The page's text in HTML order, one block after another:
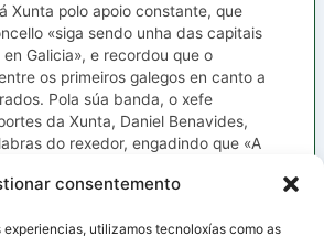
consentemento
experiencias, utilizamos tecnoloxías como as
Xunta polo apoio constante, que
«siga sendo unha das capitais
Galicia», e recordou que o
os primeiros galegos en canto a
Pola súa banda, o xefe
da Xunta, Daniel Benavides,
do rexedor, engadindo que «A